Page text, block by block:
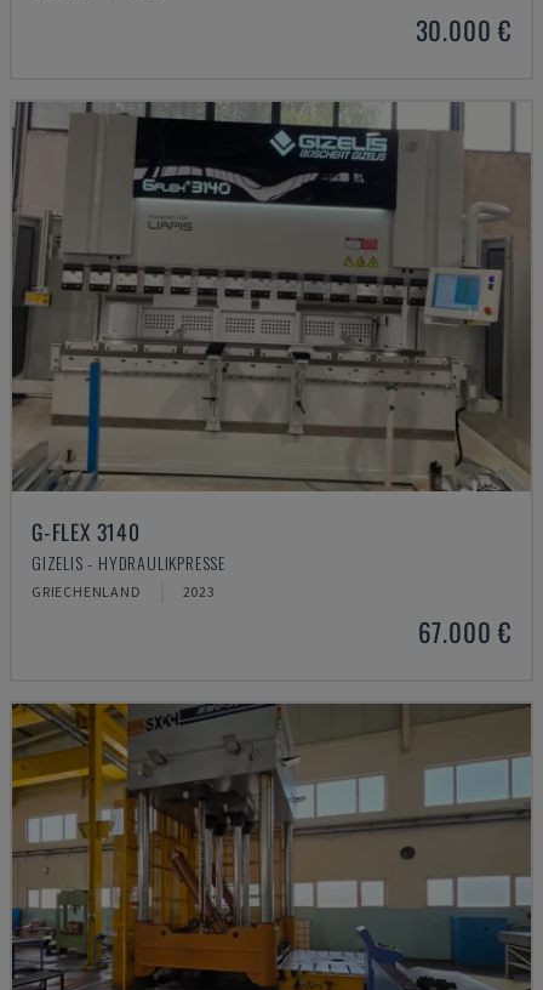
30.000 €
G-FLEX 3140
GIZELIS - HYDRAULIKPRESSE
GRIECHENLAND 2023
67.000 €